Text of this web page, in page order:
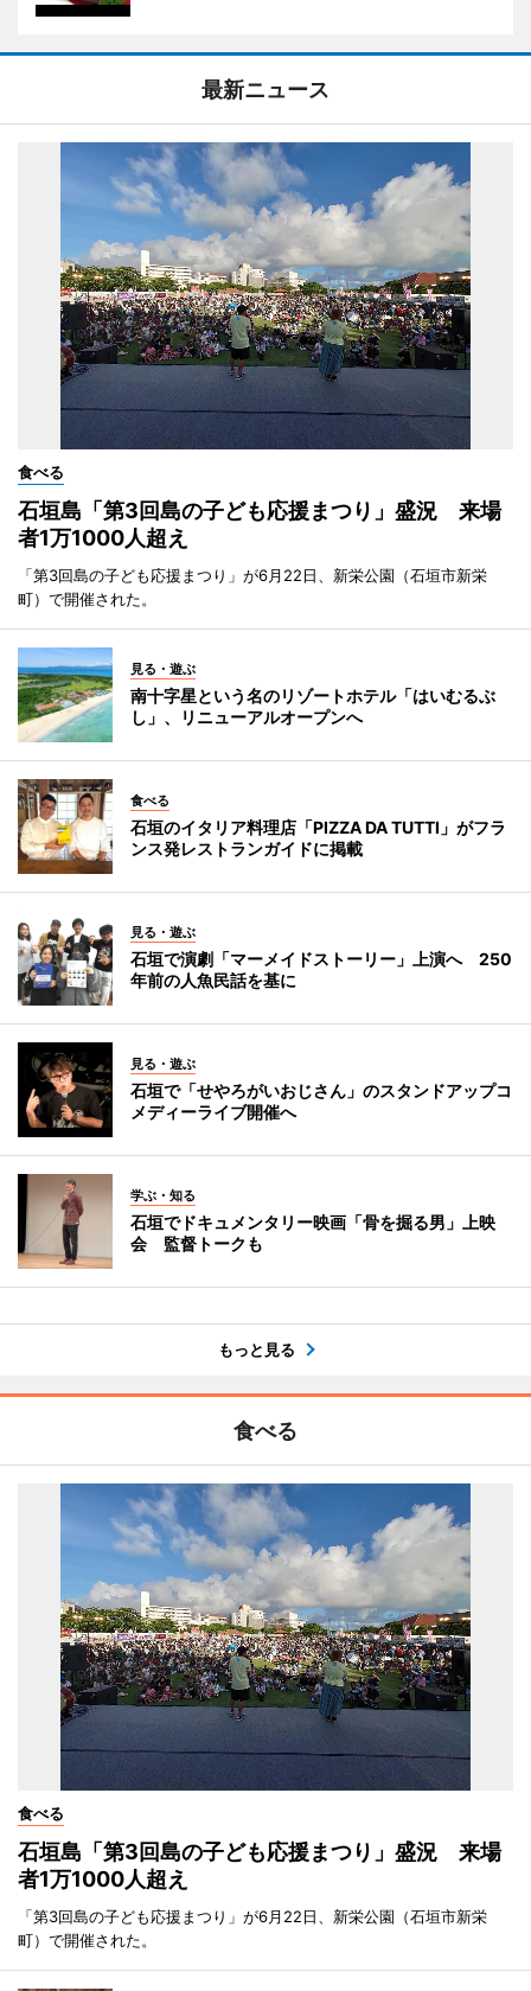
最新ニュース
食べる
石垣島「第3回島の子ども応援まつり」盛況 来場
者1万1000人超え
「第3回島の子ども応援まつり」が6月22日、新栄公園（石垣市新栄
町）で開催された。
見る・遊ぶ
南十字星という名のリゾートホテル「はいむるぶ
し」、リニューアルオープンへ
食べる
石垣のイタリア料理店「PIZZA DA TUTTI」がフラ
ンス発レストランガイドに掲載
見る・遊ぶ
石垣で演劇「マーメイドストーリー」上演へ 250
年前の人魚民話を基に
見る・遊ぶ
石垣で「せやろがいおじさん」のスタンドアップコ
メディーライブ開催へ
学ぶ・知る
石垣でドキュメンタリー映画「骨を掘る男」上映
会 監督トークも
もっと見る
食べる
食べる
石垣島「第3回島の子ども応援まつり」盛況 来場
者1万1000人超え
「第3回島の子ども応援まつり」が6月22日、新栄公園（石垣市新栄
町）で開催された。